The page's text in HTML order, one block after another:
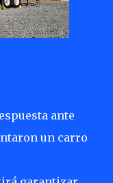
ante
un carro